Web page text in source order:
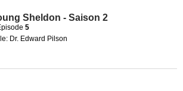
Sheldon - Saison 2
5
Dr. Edward Pilson